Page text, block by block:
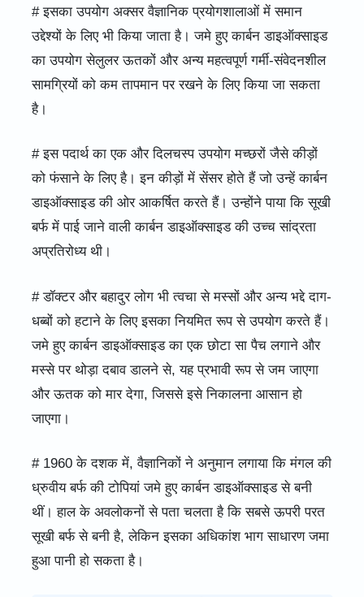
# इसका उपयोग अक्सर वैज्ञानिक प्रयोगशालाओं में समान
उद्देश्यों के लिए भी किया जाता है। जमे हुए कार्बन डाइऑक्साइड
का उपयोग सेलुलर ऊतकों और अन्य महत्वपूर्ण गर्मी-संवेदनशील
सामग्रियों को कम तापमान पर रखने के लिए किया जा सकता
है।
# इस पदार्थ का एक और दिलचस्प उपयोग मच्छरों जैसे कीड़ों
को फंसाने के लिए है। इन कीड़ों में सेंसर होते हैं जो उन्हें कार्बन
डाइऑक्साइड की ओर आकर्षित करते हैं। उन्होंने पाया कि सूखी
बर्फ में पाई जाने वाली कार्बन डाइऑक्साइड की उच्च सांद्रता
अप्रतिरोध्य थी।
# डॉक्टर और बहादुर लोग भी त्वचा से मस्सों और अन्य भद्दे दाग-
धब्बों को हटाने के लिए इसका नियमित रूप से उपयोग करते हैं।
जमे हुए कार्बन डाइऑक्साइड का एक छोटा सा पैच लगाने और
मस्से पर थोड़ा दबाव डालने से, यह प्रभावी रूप से जम जाएगा
और ऊतक को मार देगा, जिससे इसे निकालना आसान हो
जाएगा।
# 1960 के दशक में, वैज्ञानिकों ने अनुमान लगाया कि मंगल की
ध्रुवीय बर्फ की टोपियां जमे हुए कार्बन डाइऑक्साइड से बनी
थीं। हाल के अवलोकनों से पता चलता है कि सबसे ऊपरी परत
सूखी बर्फ से बनी है, लेकिन इसका अधिकांश भाग साधारण जमा
हुआ पानी हो सकता है।